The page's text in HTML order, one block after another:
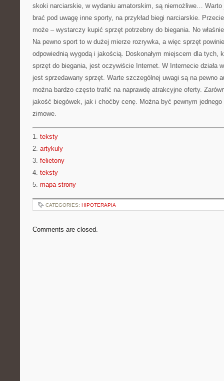
skoki narciarskie, w wydaniu amatorskim, są niemożliwe… Warto
brać pod uwagę inne sporty, na przykład biegi narciarskie.
może – wystarczy kupić sprzęt potrzebny do biegania. No
Na pewno sport to w dużej mierze rozrywka, a więc sprzęt
odpowiednią wygodą i jakością. Doskonałym miejscem dla tych,
sprzęt do biegania, jest oczywiście Internet. W Internecie działa
jest sprzedawany sprzęt. Warte szczególnej uwagi są na pewno
można bardzo często trafić na naprawdę atrakcyjne oferty.
jakość biegówek, jak i choćby cenę. Można być pewnym
zimowe.
1. teksty
2. artykuly
3. felietony
4. teksty
5. mapa strony
CATEGORIES: HIPOTERAPIA
Comments are closed.